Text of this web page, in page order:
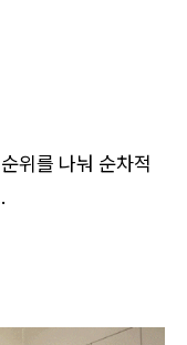
위를 나눠 순차적